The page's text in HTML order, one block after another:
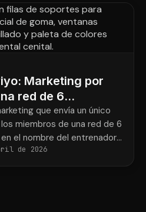
Marketing por
red de 6
de
que envía un único
miembros de una red de 6
el nombre del entrenador
la mitad de las veces.
de 2026